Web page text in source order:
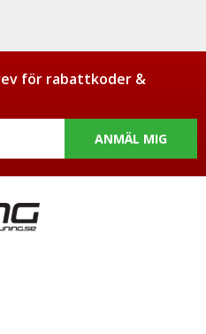
09 - 16 kan ni nå oss via
även via
för rabattkoder &
ANMÄL MIG